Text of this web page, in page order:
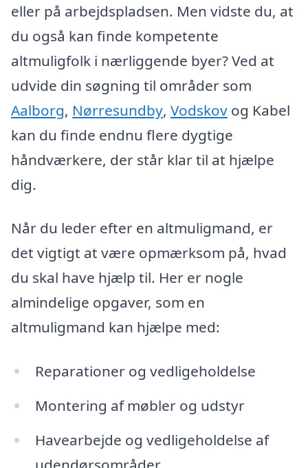
eller på arbejdspladsen. Men vidste du, at
du også kan finde kompetente
altmuligfolk i nærliggende byer? Ved at
udvide din søgning til områder som
Aalborg, Nørresundby, Vodskov og Kabel
kan du finde endnu flere dygtige
håndværkere, der står klar til at hjælpe
dig.
Når du leder efter en altmuligmand, er
det vigtigt at være opmærksom på, hvad
du skal have hjælp til. Her er nogle
almindelige opgaver, som en
altmuligmand kan hjælpe med:
Reparationer og vedligeholdelse
Montering af møbler og udstyr
Havearbejde og vedligeholdelse af